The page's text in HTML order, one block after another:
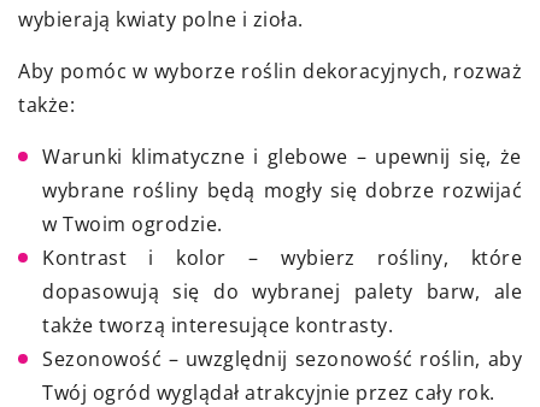
wybierają kwiaty polne i zioła.
Aby pomóc w wyborze roślin dekoracyjnych, rozważ
także:
Warunki klimatyczne i glebowe – upewnij się, że
wybrane rośliny będą mogły się dobrze rozwijać
w Twoim ogrodzie.
Kontrast i kolor – wybierz rośliny, które
dopasowują się do wybranej palety barw, ale
także tworzą interesujące kontrasty.
Sezonowość – uwzględnij sezonowość roślin, aby
Twój ogród wyglądał atrakcyjnie przez cały rok.